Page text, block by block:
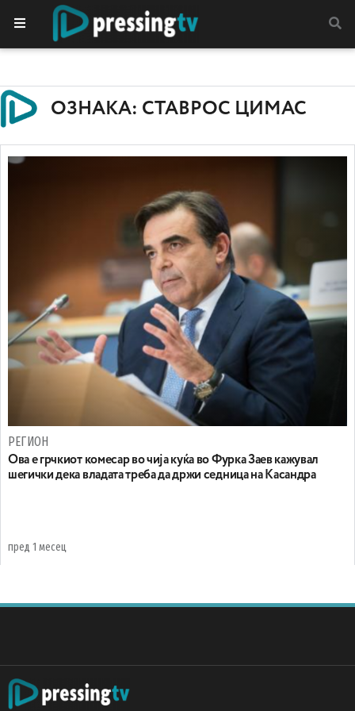
ОЗНАКА: СТАВРОС ЦИМАС
РЕГИОН
Ова е грчкиот комесар во чија куќа во Фурка Заев кажувал
шегички дека владата треба да држи седница на Касандра
пред 1 месец